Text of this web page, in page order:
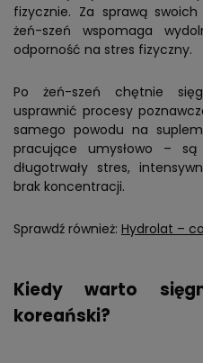
fizycznie. Za sprawą
żeń-szeń wspomaga
odporność na stres fizyczny.
Po żeń-szeń chętnie
usprawnić procesy
samego powodu na
pracujące umysłowo –
długotrwały stres,
brak koncentracji.
Sprawdź również: Hydrolat –
Kiedy warto
koreański?